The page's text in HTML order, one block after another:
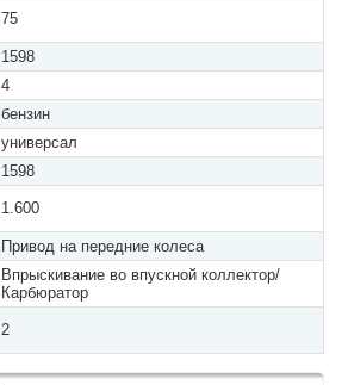
75
1598
4
бензин
универсал
1598
1.600
Привод на передние колеса
Впрыскивание во впускной коллектор/
Карбюратор
2